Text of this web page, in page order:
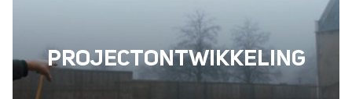
PROJECTONTWIKKELING